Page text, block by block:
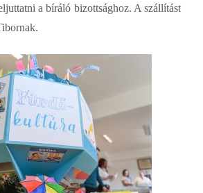
a bíráló bizottsághoz. A szállítást